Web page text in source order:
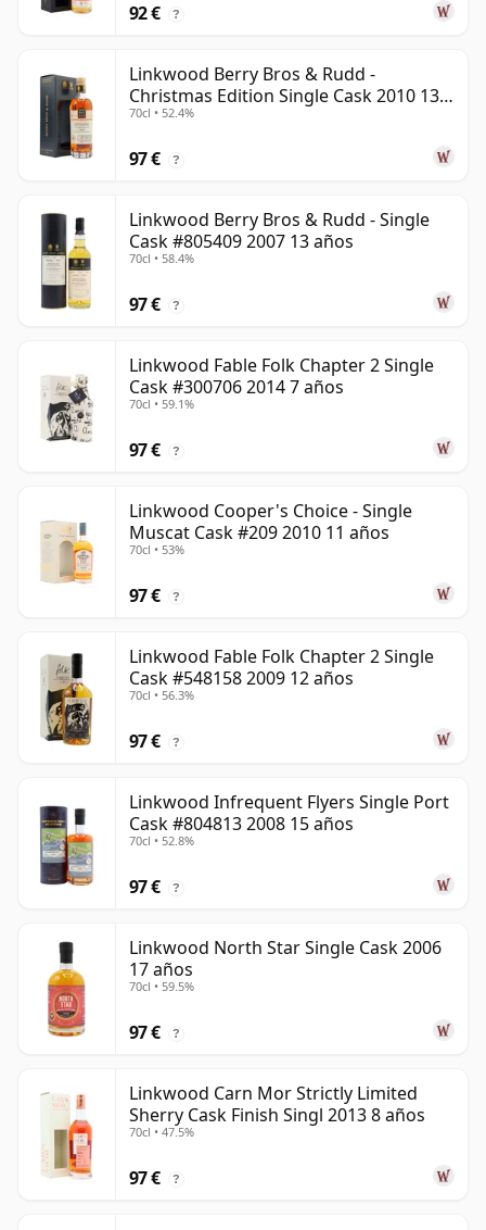
92 € ?
Linkwood Berry Bros & Rudd -
Christmas Edition Single Cask 2010 13
años
70cl • 52.4%
97 € ?
Linkwood Berry Bros & Rudd - Single
Cask #805409 2007 13 años
70cl • 58.4%
97 € ?
Linkwood Fable Folk Chapter 2 Single
Cask #300706 2014 7 años
70cl • 59.1%
97 € ?
Linkwood Cooper's Choice - Single
Muscat Cask #209 2010 11 años
70cl • 53%
97 € ?
Linkwood Fable Folk Chapter 2 Single
Cask #548158 2009 12 años
70cl • 56.3%
97 € ?
Linkwood Infrequent Flyers Single Port
Cask #804813 2008 15 años
70cl • 52.8%
97 € ?
Linkwood North Star Single Cask 2006
17 años
70cl • 59.5%
97 € ?
Linkwood Carn Mor Strictly Limited
Sherry Cask Finish Singl 2013 8 años
70cl • 47.5%
97 € ?